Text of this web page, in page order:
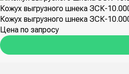
Кожух выгрузного шнека ЗСК-
Кожух выгрузного шнека ЗСК-
Цена по запросу